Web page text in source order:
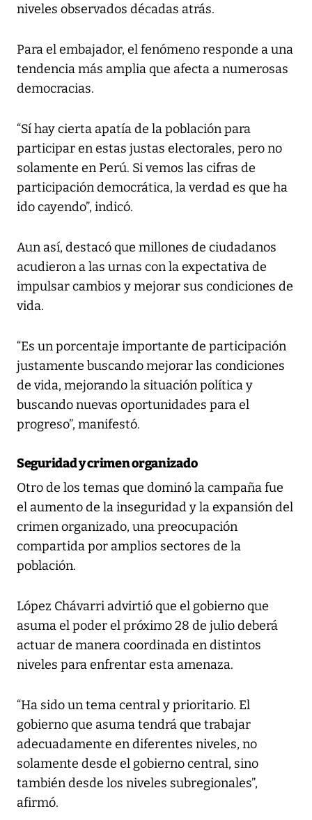
niveles observados décadas atrás.
Para el embajador, el fenómeno responde a una
tendencia más amplia que afecta a numerosas
democracias.
“Sí hay cierta apatía de la población para
participar en estas justas electorales, pero no
solamente en Perú. Si vemos las cifras de
participación democrática, la verdad es que ha
ido cayendo”, indicó.
Aun así, destacó que millones de ciudadanos
acudieron a las urnas con la expectativa de
impulsar cambios y mejorar sus condiciones de
vida.
“Es un porcentaje importante de participación
justamente buscando mejorar las condiciones
de vida, mejorando la situación política y
buscando nuevas oportunidades para el
progreso”, manifestó.
Seguridad y crimen organizado
Otro de los temas que dominó la campaña fue
el aumento de la inseguridad y la expansión del
crimen organizado, una preocupación
compartida por amplios sectores de la
población.
López Chávarri advirtió que el gobierno que
asuma el poder el próximo 28 de julio deberá
actuar de manera coordinada en distintos
niveles para enfrentar esta amenaza.
“Ha sido un tema central y prioritario. El
gobierno que asuma tendrá que trabajar
adecuadamente en diferentes niveles, no
solamente desde el gobierno central, sino
también desde los niveles subregionales”,
afirmó.